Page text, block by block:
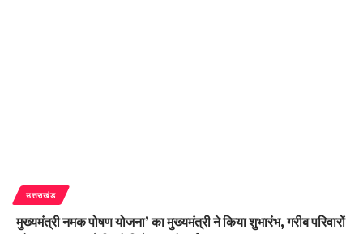
उत्तराखंड
मुख्यमंत्री नमक पोषण योजना’ का मुख्यमंत्री ने किया शुभारंभ, गरीब परिवारों